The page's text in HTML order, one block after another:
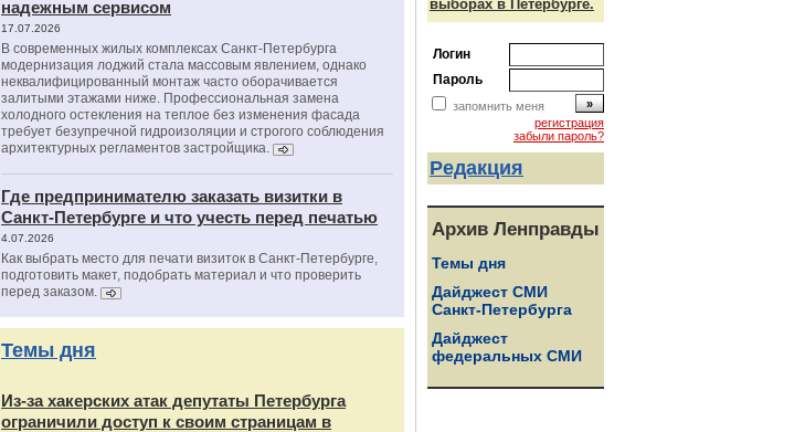
надежным сервисом
17.07.2026
В современных жилых комплексах Санкт-Петербурга
модернизация лоджий стала массовым явлением, однако
неквалифицированный монтаж часто оборачивается
залитыми этажами ниже. Профессиональная замена
холодного остекления на теплое без изменения фасада
требует безупречной гидроизоляции и строгого соблюдения
архитектурных регламентов застройщика.
Где предпринимателю заказать визитки в
Санкт-Петербурге и что учесть перед печатью
4.07.2026
Как выбрать место для печати визиток в Санкт-Петербурге,
подготовить макет, подобрать материал и что проверить
перед заказом.
Темы дня
Из‑за хакерских атак депутаты Петербурга
ограничили доступ к своим страницам в
выборах в Петербурге.
Логин
Пароль
запомнить меня
регистрация
забыли пароль?
Редакция
Архив Ленправды
Темы дня
Дайджест СМИ
Санкт-Петербурга
Дайджест
федеральных СМИ